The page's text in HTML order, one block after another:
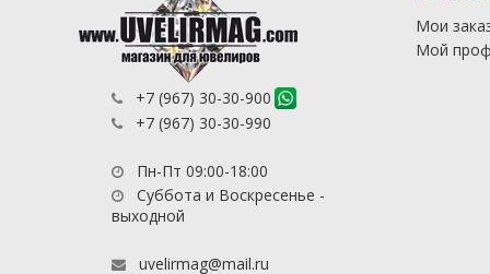
+7 (967) 30-30-900
+7 (967) 30-30-990
Пн-Пт 09:00-18:00
Суббота и Воскресенье -
выходной
uvelirmag@mail.ru
Мои
Мой